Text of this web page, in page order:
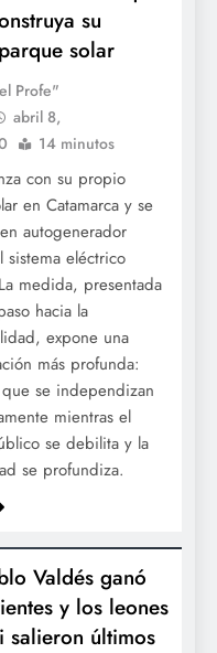
su
solar
Profe"
abril 8,
14 minutos
con su propio
en Catamarca y se
autogenerador
eléctrico
medida, presentada
hacia la
expone una
más profunda:
se independizan
mientras el
se debilita y la
se profundiza.
Valdés ganó
y los leones
salieron últimos